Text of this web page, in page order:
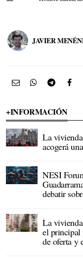
JAVIER
+INFORMACIÓN
La
acogerá
NESI
debatir
La
el principal
de oferta y